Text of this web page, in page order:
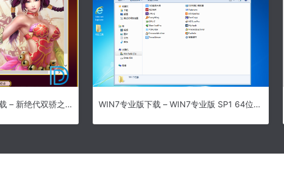
新绝代双骄之鱼戏江湖下载 – 新绝代双骄之鱼戏江湖 1.1.0.2 简体中文完美破解无删减版 WIN7专业版下载 – WIN7专业版 SP1 64位X64纯净优化GHO版